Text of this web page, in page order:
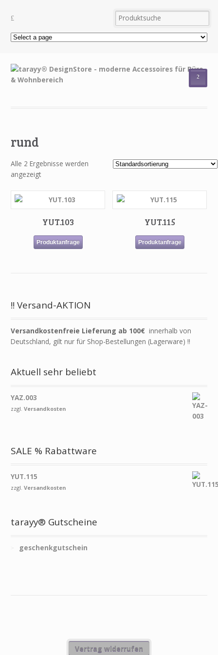
²
rund
Alle 2 Ergebnisse werden
angezeigt
YUT.103
Produktanfrage
YUT.115
Produktanfrage
!! Versand-AKTION
Versandkostenfreie Lieferung ab 100€ innerhalb von
Deutschland, gilt nur für Shop-Bestellungen (Lagerware) !!
Aktuell sehr beliebt
YAZ.003
zzgl.Versandkosten
SALE % Rabattware
YUT.115
zzgl.Versandkosten
tarayy® Gutscheine
geschenkgutschein
Vertrag widerrufen